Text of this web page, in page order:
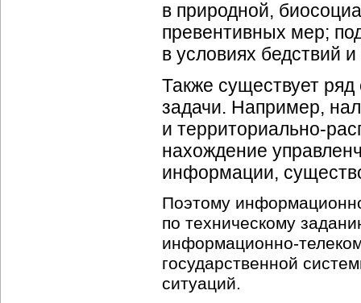
в природной,
превентивных мер;
в условиях бедствий
Также существует
задачи. Например,
и территориально-
нахождение
информации,
Поэтому
по техническому
информационно-
государственной
ситуаций.